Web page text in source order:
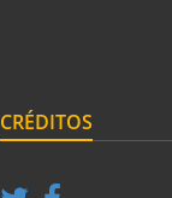
CRÉDITOS